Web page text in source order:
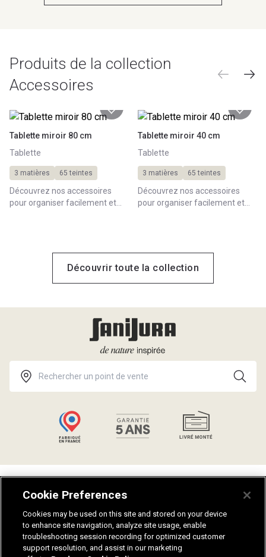
Produits de la collection
Accessoires
Tablette miroir 80 cm
Tablette
3 matières 65 teintes
Découvrez nos accessoires
pour organiser facilement et
Tablette miroir 40 cm
Tablette
3 matières 65 teintes
Découvrez nos accessoires
pour organiser facilement et
Découvrir toute la collection
Catalogues
Aides et conseils
Notices de montage
Nuanciers
Mentions légales
Plan du site
Fiches techniques
Recrutement
Cookie Preferences
Cookies may be used on this site and stored on your device
to enhance site navigation, analyze site usage, enable
troubleshooting session recording for optimized customer
support resolution, and assist in our marketing